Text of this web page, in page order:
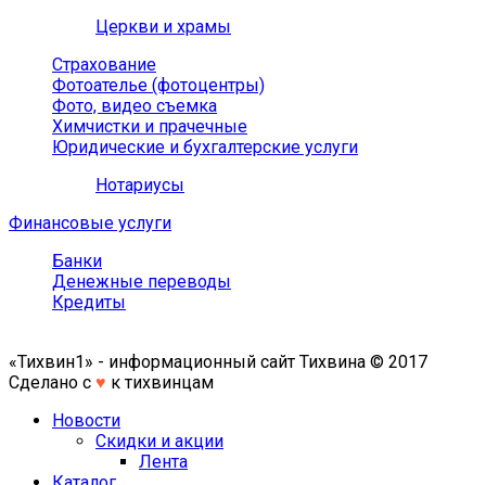
Церкви и храмы
Страхование
Фотоателье (фотоцентры)
Фото, видео съемка
Химчистки и прачечные
Юридические и бухгалтерские услуги
Нотариусы
Финансовые услуги
Банки
Денежные переводы
Кредиты
«Тихвин1» - информационный сайт Тихвина © 2017
Сделано с ♥ к тихвинцам
Новости
Скидки и акции
Лента